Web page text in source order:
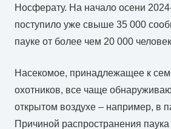
Носферату. На начало осени
поступило уже свыше 35 000
пауке от более чем 20 000
Насекомое, принадлежащее к
охотников, все чаще
открытом воздухе – например, в
Причиной распространения